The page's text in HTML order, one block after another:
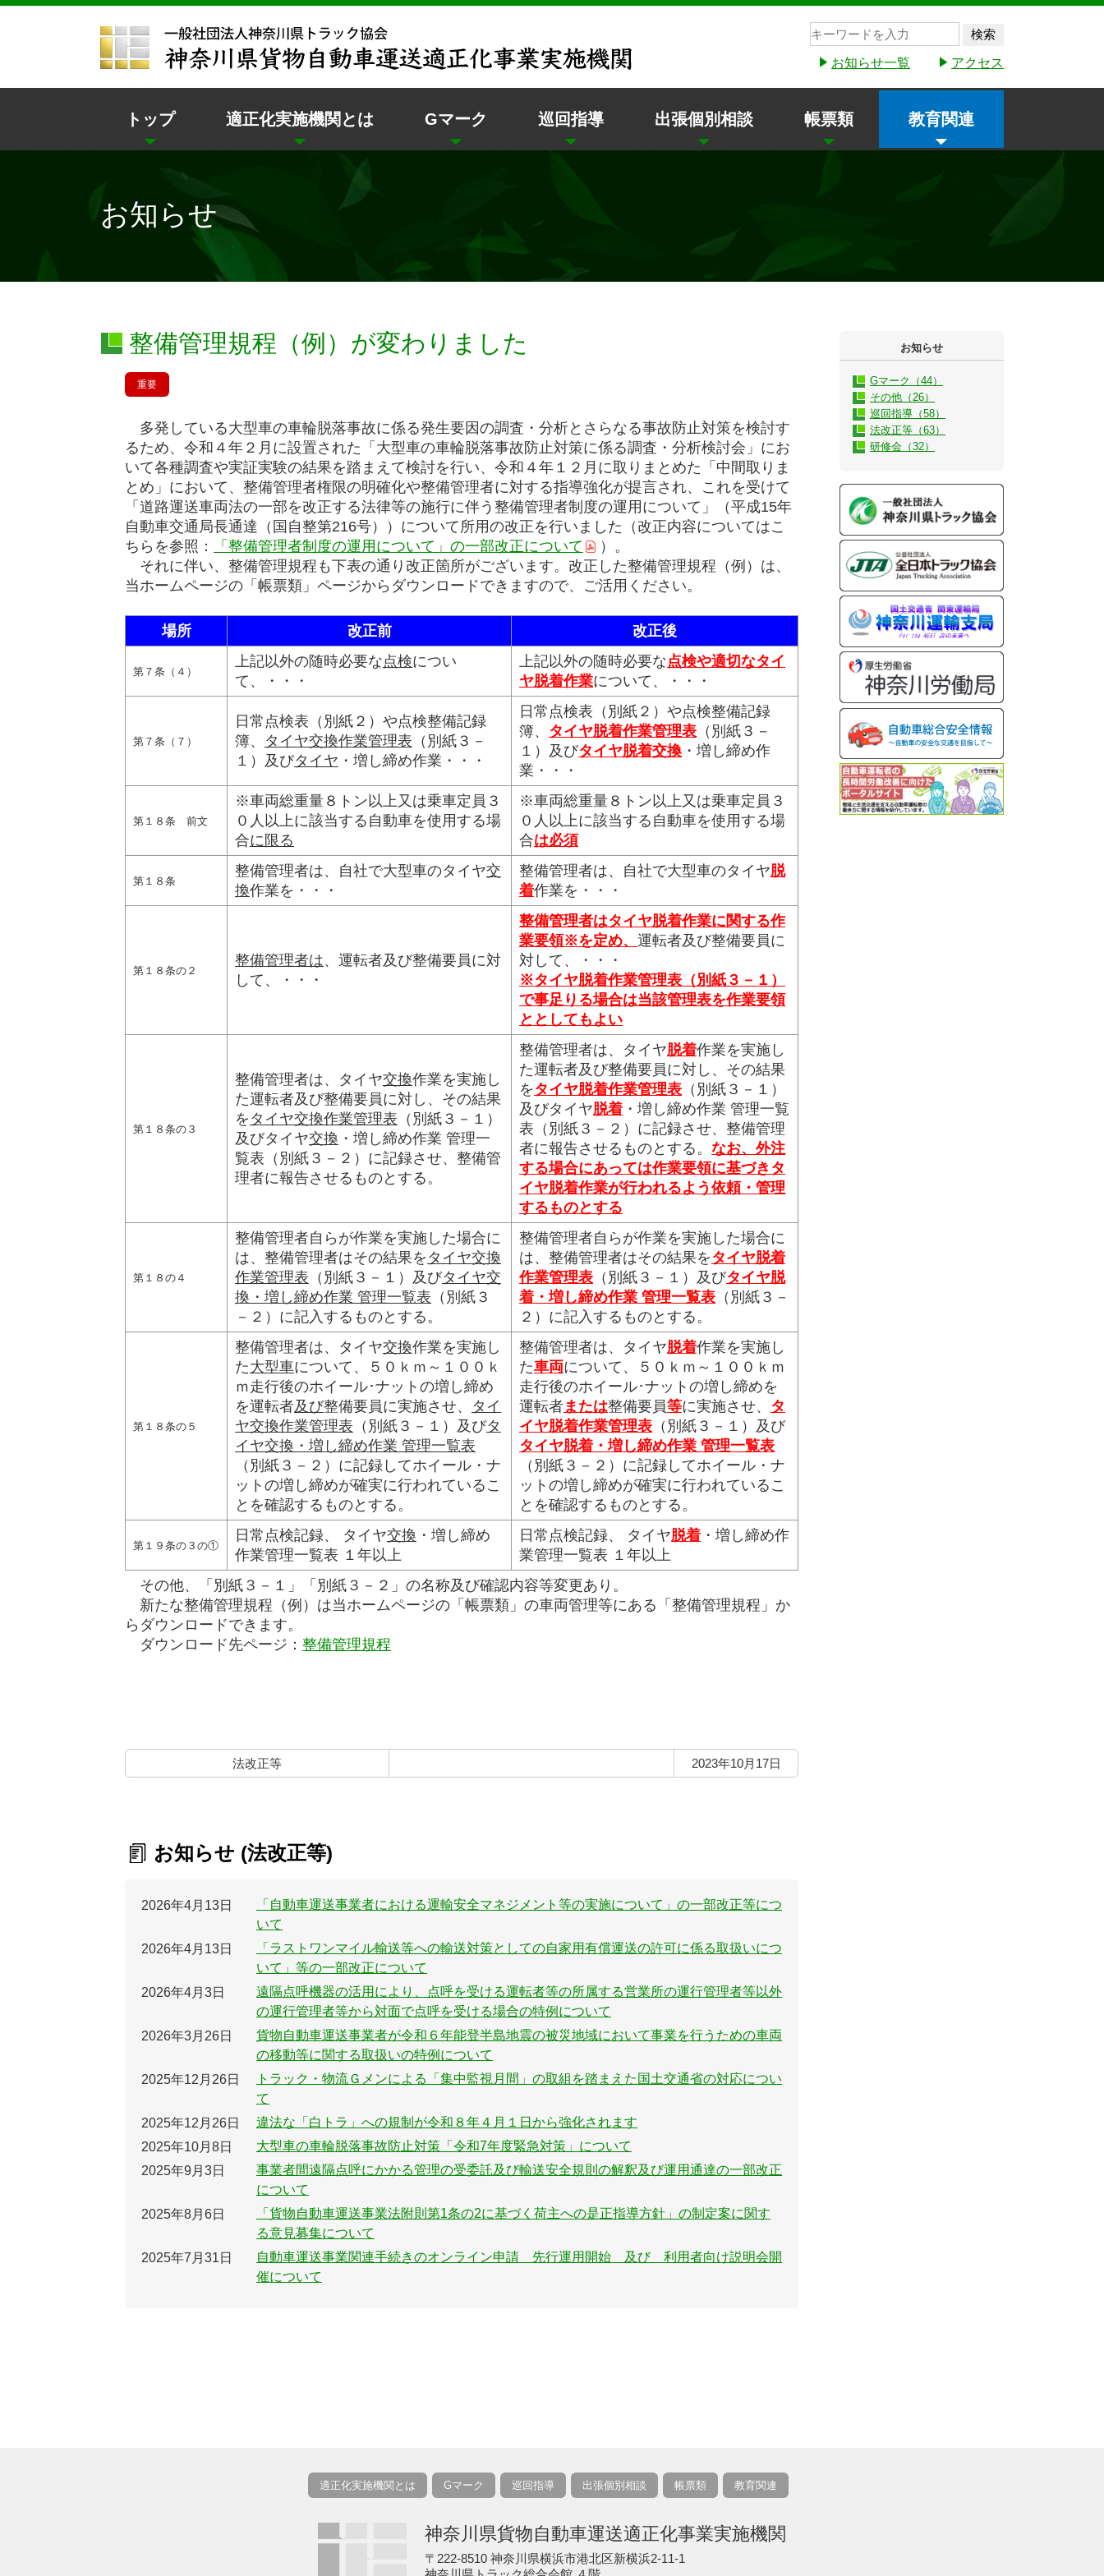
検索
アクセス
お知らせ一覧
トップ 適正化実施機関とは Gマーク 巡回指導 出張個別相談 帳票類 教育関連
お知らせ
整備管理規程（例）が変わりました
重要
多発している大型車の車輪脱落事故に係る発生要因の調査・分析とさらなる事故防止対策を検討す
るため、令和４年２月に設置された「大型車の車輪脱落事故防止対策に係る調査・分析検討会」にお
いて各種調査や実証実験の結果を踏まえて検討を行い、令和４年１２月に取りまとめた「中間取りま
とめ」において、整備管理者権限の明確化や整備管理者に対する指導強化が提言され、これを受けて
「道路運送車両法の一部を改正する法律等の施行に伴う整備管理者制度の運用について」（平成15年
自動車交通局長通達（国自整第216号））について所用の改正を行いました（改正内容についてはこ
ちらを参照：
「整備管理者制度の運用について」の一部改正について
）。
それに伴い、整備管理規程も下表の通り改正箇所がございます。改正した整備管理規程（例）は、
当ホームページの「帳票類」ページからダウンロードできますので、ご活用ください。
場所 改正前 改正後
第７条（４）
上記以外の随時必要な点検につい
て、・・・
上記以外の随時必要な点検や適切なタイ
ヤ脱着作業について、・・・
第７条（７）
日常点検表（別紙２）や点検整備記録
簿、 タイヤ交換作業管理表 （別紙３－
１）及びタイヤ ・増し締め作業・・・
日常点検表（別紙２）や点検整備記録
簿、 タイヤ脱着作業管理表 （別紙３－
１）及びタイヤ脱着交換 ・増し締め作
業・・・
第１８条 前文
※車両総重量８トン以上又は乗車定員３
０人以上に該当する自動車を使用する場
合に限る
※車両総重量８トン以上又は乗車定員３
０人以上に該当する自動車を使用する場
合は必須
第１８条
整備管理者は、自社で大型車のタイヤ交
換作業を・・・
整備管理者は、自社で大型車のタイヤ脱
着作業を・・・
第１８条の２
整備管理者は、運転者及び整備要員に対
して、・・・
整備管理者はタイヤ脱着作業に関する作
業要領※を定め、 運転者及び整備要員に
対して、・・・
※タイヤ脱着作業管理表（別紙３－１）
で事足りる場合は当該管理表を作業要領
ととしてもよい
第１８条の３
整備管理者は、タイヤ交換作業を実施し
た運転者及び整備要員に対し、その結果
を タイヤ交換作業管理表 （別紙３－１）
及びタイヤ交換 ・増し締め作業 管理一
覧表（別紙３－２）に記録させ、整備管
理者に報告させるものとする。
整備管理者は、タイヤ脱着作業を実施し
た運転者及び整備要員に対し、その結果
を タイヤ脱着作業管理表 （別紙３－１）
及びタイヤ脱着 ・増し締め作業 管理一覧
表（別紙３－２）に記録させ、整備管理
者に報告させるものとする。 なお、外注
する場合にあっては作業要領に基づきタ
イヤ脱着作業が行われるよう依頼・管理
するものとする
第１８の４
整備管理者自らが作業を実施した場合に
は、整備管理者はその結果を タイヤ交換
作業管理表 （別紙３－１）及びタイヤ交
換・増し締め作業 管理一覧表 （別紙３
－２）に記入するものとする。
整備管理者自らが作業を実施した場合に
は、整備管理者はその結果を タイヤ脱着
作業管理表 （別紙３－１）及びタイヤ脱
着・増し締め作業 管理一覧表 （別紙３－
２）に記入するものとする。
第１８条の５
整備管理者は、タイヤ交換作業を実施し
た大型車について、５０ｋｍ～１００ｋ
ｍ走行後のホイール･ナットの増し締め
を運転者及び整備要員に実施させ、 タイ
ヤ交換作業管理表 （別紙３－１）及びタ
イヤ交換・増し締め作業 管理一覧表
（別紙３－２）に記録してホイール・ナ
ットの増し締めが確実に行われているこ
とを確認するものとする。
整備管理者は、タイヤ脱着作業を実施し
た車両について、５０ｋｍ～１００ｋｍ
走行後のホイール･ナットの増し締めを
運転者または整備要員等に実施させ、 タ
イヤ脱着作業管理表 （別紙３－１）及び
タイヤ脱着・増し締め作業 管理一覧表
（別紙３－２）に記録してホイール・ナ
ットの増し締めが確実に行われているこ
とを確認するものとする。
第１９条の３の①
日常点検記録、 タイヤ交換 ・増し締め
作業管理一覧表 １年以上
日常点検記録、 タイヤ脱着 ・増し締め作
業管理一覧表 １年以上
その他、「別紙３－１」「別紙３－２」の名称及び確認内容等変更あり。
新たな整備管理規程（例）は当ホームページの「帳票類」の車両管理等にある「整備管理規程」か
らダウンロードできます。
ダウンロード先ページ： 整備管理規程
法改正等 2023年10月17日
お知らせ (法改正等)
2026年4月13日
「自動車運送事業者における運輸安全マネジメント等の実施について」の一部改正等につ
いて
2026年4月13日
「ラストワンマイル輸送等への輸送対策としての自家用有償運送の許可に係る取扱いにつ
いて」等の一部改正について
2026年4月3日
遠隔点呼機器の活用により、点呼を受ける運転者等の所属する営業所の運行管理者等以外
の運行管理者等から対面で点呼を受ける場合の特例について
2026年3月26日
貨物自動車運送事業者が令和６年能登半島地震の被災地域において事業を行うための車両
の移動等に関する取扱いの特例について
2025年12月26日
トラック・物流Ｇメンによる「集中監視月間」の取組を踏まえた国土交通省の対応につい
て
2025年12月26日
違法な「白トラ」への規制が令和８年４月１日から強化されます
2025年10月8日
大型車の車輪脱落事故防止対策「令和7年度緊急対策」について
2025年9月3日
事業者間遠隔点呼にかかる管理の受委託及び輸送安全規則の解釈及び運用通達の一部改正
について
2025年8月6日
「貨物自動車運送事業法附則第1条の2に基づく荷主への是正指導方針」の制定案に関す
る意見募集について
2025年7月31日
自動車運送事業関連手続きのオンライン申請 先行運用開始 及び 利用者向け説明会開
催について
お知らせ
Gマーク（44）
その他（26）
巡回指導（58）
法改正等（63）
研修会（32）
適正化実施機関とは Gマーク 巡回指導 出張個別相談 帳票類 教育関連
神奈川県貨物自動車運送適正化事業実施機関
〒222-8510 神奈川県横浜市港北区新横浜2-11-1